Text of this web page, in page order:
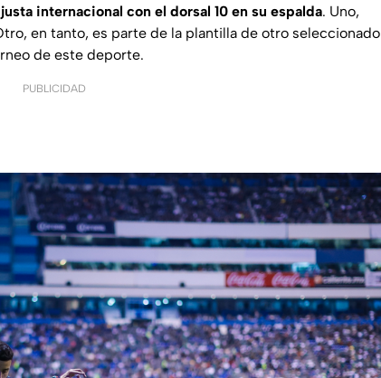
internacional con el dorsal 10 en su espalda. Uno,
en tanto, es parte de la plantilla de otro seleccionado
de este deporte.
PUBLICIDAD